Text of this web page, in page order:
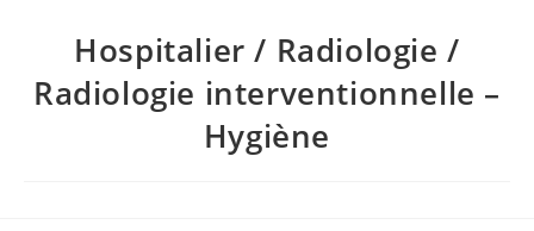
Hospitalier / Radiologie /
Radiologie interventionnelle –
Hygiène